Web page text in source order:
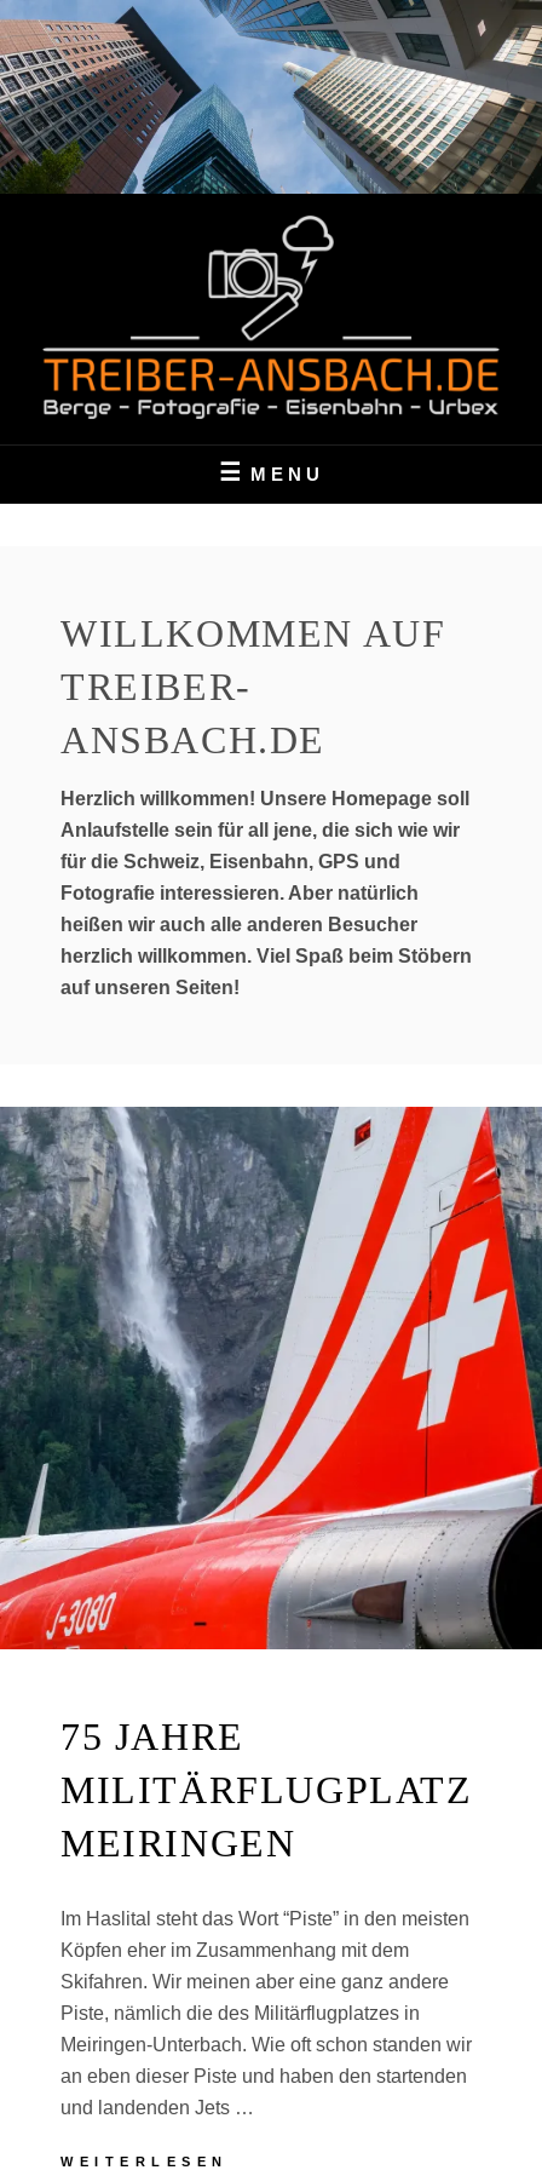
to
content
TREIBER-ANSBACH.DE
MENU
WILLKOMMEN AUF
TREIBER-
ANSBACH.DE
Herzlich willkommen! Unsere Homepage soll
Anlaufstelle sein für all jene, die sich wie wir
für die Schweiz, Eisenbahn, GPS und
Fotografie interessieren. Aber natürlich
heißen wir auch alle anderen Besucher
herzlich willkommen. Viel Spaß beim Stöbern
auf unseren Seiten!
75 JAHRE
MILITÄRFLUGPLATZ
MEIRINGEN
Im Haslital steht das Wort “Piste” in den meisten
Köpfen eher im Zusammenhang mit dem
Skifahren. Wir meinen aber eine ganz andere
Piste, nämlich die des Militärflugplatzes in
Meiringen-Unterbach. Wie oft schon standen wir
an eben dieser Piste und haben den startenden
und landenden Jets …
WEITERLESEN